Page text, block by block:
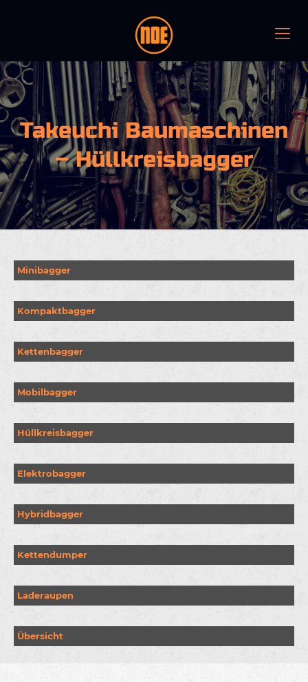
Takeuchi Baumaschinen
– Hüllkreisbagger
Minibagger
Kompaktbagger
Kettenbagger
Mobilbagger
Hüllkreisbagger
Elektrobagger
Hybridbagger
Kettendumper
Laderaupen
Übersicht